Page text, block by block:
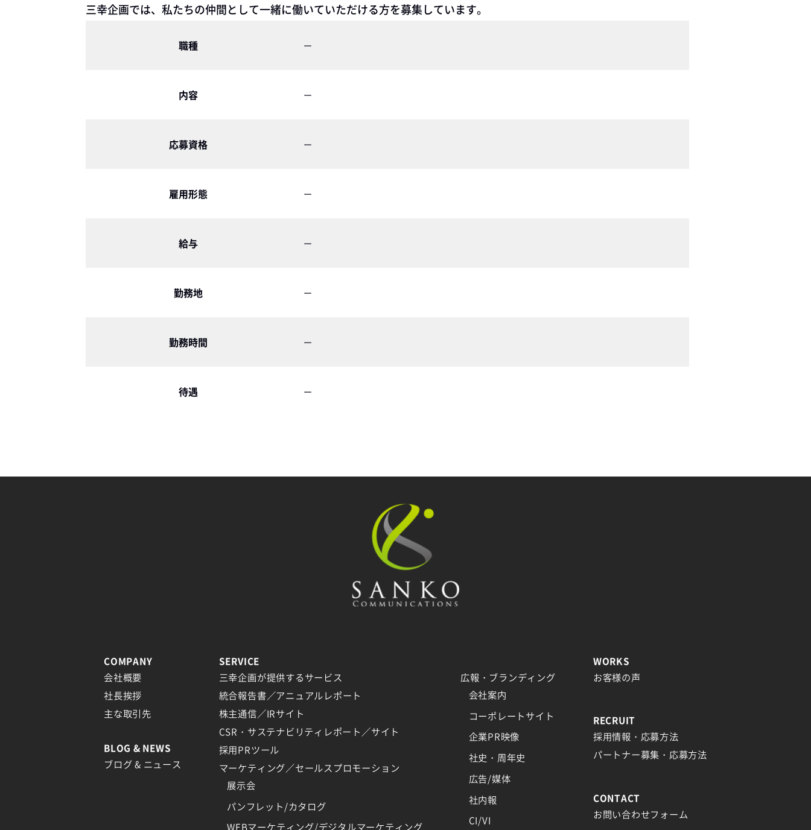
三幸企画では、私たちの仲間として一緒に働いていただける方を募集しています。
職種 －
内容 －
応募資格 －
雇用形態 －
給与 －
勤務地 －
勤務時間 －
待遇 －
COMPANY
会社概要
社長挨拶
主な取引先
BLOG & NEWS
ブログ & ニュース
SERVICE
三幸企画が提供するサービス
統合報告書／アニュアルレポート
株主通信／IRサイト
CSR・サステナビリティレポート／サイト
採用PRツール
マーケティング／セールスプロモーション
展示会
パンフレット/カタログ
WEBマーケティング/デジタルマーケティング
広報・ブランディング
会社案内
コーポレートサイト
企業PR映像
社史・周年史
広告/媒体
社内報
CI/VI
WORKS
お客様の声
RECRUIT
採用情報・応募方法
パートナー募集・応募方法
CONTACT
お問い合わせフォーム